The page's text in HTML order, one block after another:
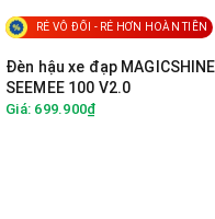
RẺ VÔ ĐỐI - RẺ HƠN HOÀN TIỀN
Đèn hậu xe đạp MAGICSHINE
SEEMEE 100 V2.0
Giá: 699.900₫